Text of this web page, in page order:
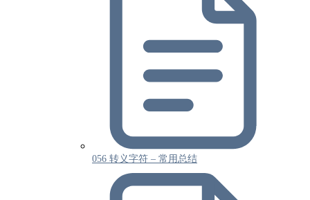
056 转义字符 – 常用总结